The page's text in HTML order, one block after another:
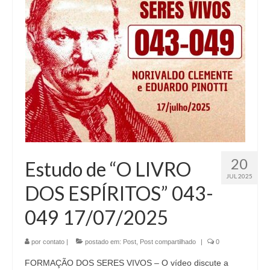
20
JUL 2025
Estudo de “O LIVRO
DOS ESPÍRITOS” 043-
049 17/07/2025
por contato | postado em: Post Post compartilhado | 0
FORMAÇÃO DOS SERES VIVOS – O vídeo discute a